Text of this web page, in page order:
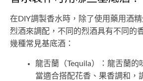
在DIY調製香水時，除了使用藥用酒
烈酒來調配，不同的烈酒具有不同的
幾種常見基底酒：
龍舌蘭（Tequila）：龍舌蘭的
當適合搭配花香、果香調和，